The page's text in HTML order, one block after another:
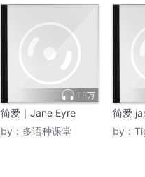
1.8万
简爱｜Jane Eyre
by： 多语种课堂
简爱
by：